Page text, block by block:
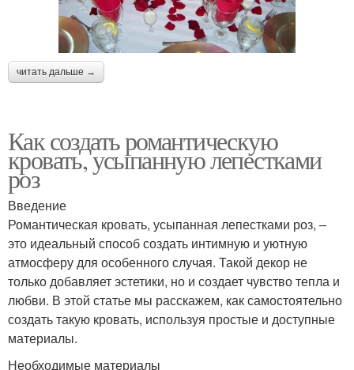
читать дальше →
Как создать романтическую
кровать, усыпанную лепестками
роз
Введение
Романтическая кровать, усыпанная лепестками роз, –
это идеальный способ создать интимную и уютную
атмосферу для особенного случая. Такой декор не
только добавляет эстетики, но и создает чувство тепла и
любви. В этой статье мы расскажем, как самостоятельно
создать такую кровать, используя простые и доступные
материалы.
Необходимые материалы